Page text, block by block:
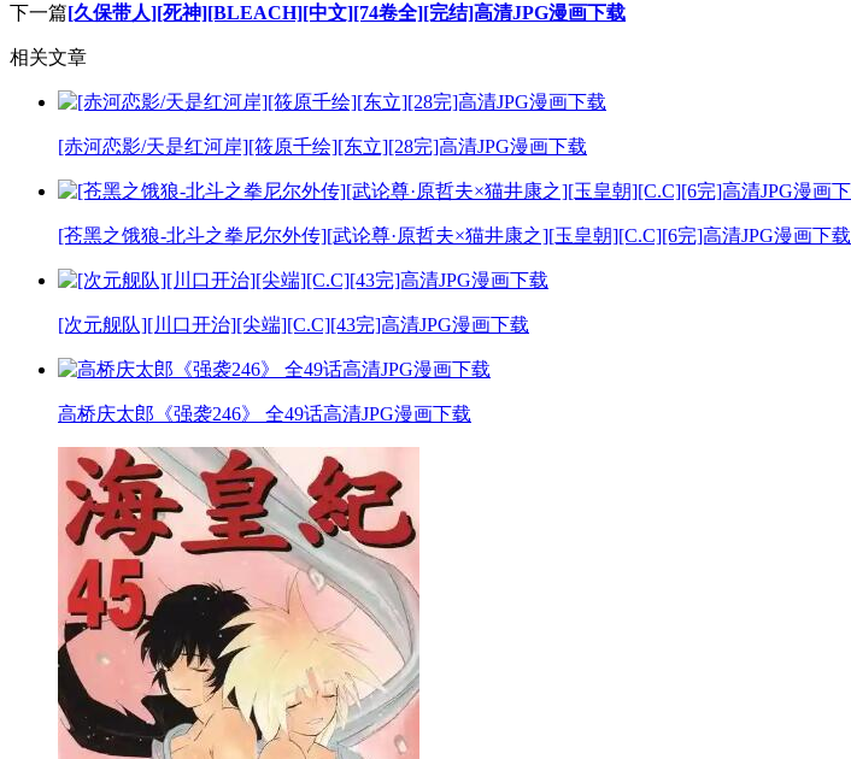
下一篇[久保带人][死神][BLEACH][中文][74卷全][完结]高清JPG漫画下载
相关文章
[赤河恋影/天是红河岸][筱原千绘][东立][28完]高清JPG漫画下载
[苍黑之饿狼-北斗之拳尼尔外传][武论尊·原哲夫×猫井康之][玉皇朝][C.C][6完]高清JPG漫画下载
[次元舰队][川口开治][尖端][C.C][43完]高清JPG漫画下载
高桥庆太郎《强袭246》 全49话高清JPG漫画下载